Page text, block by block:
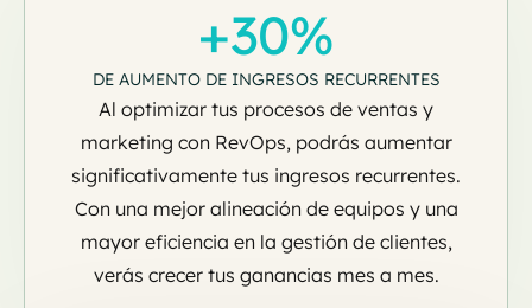
+30%
DE AUMENTO DE INGRESOS RECURRENTES
Al optimizar tus procesos de ventas y
marketing con RevOps, podrás aumentar
significativamente tus ingresos recurrentes.
Con una mejor alineación de equipos y una
mayor eficiencia en la gestión de clientes,
verás crecer tus ganancias mes a mes.